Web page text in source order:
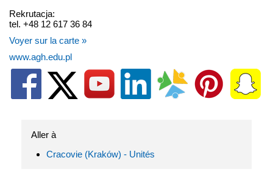
Rekrutacja:
tel. +48 12 617 36 84
Voyer sur la carte »
www.agh.edu.pl
Aller à
Cracovie (Kraków) - Unités